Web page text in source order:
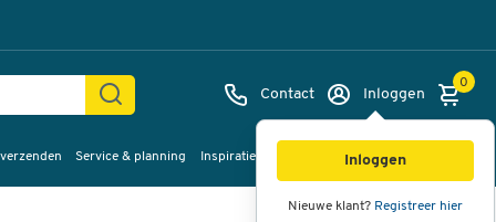
Contact Inloggen
Inloggen
Nieuwe klant? Registreer hier
0
Service & planning Inspiratie
Afbeeldingen Video's
360°
weergave